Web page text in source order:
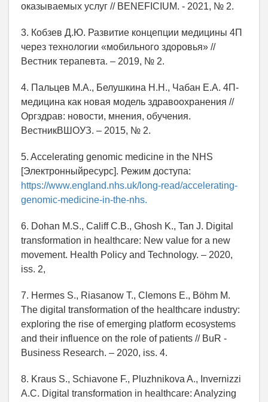
оказываемых услуг // BENEFICIUM. - 2021, № 2.
3. Кобзев Д.Ю. Развитие концепции медицины 4П
через технологии «мобильного здоровья» //
Вестник терапевта. – 2019, № 2.
4. Пальцев М.А., Белушкина Н.Н., Чабан Е.А. 4П-
медицина как новая модель здравоохранения //
Оргздрав: новости, мнения, обучения.
ВестникВШОУЗ. – 2015, № 2.
5. Accelerating genomic medicine in the NHS
[Электронныйресурс]. Режим доступа:
https://www.england.nhs.uk/long-read/accelerating-
genomic-medicine-in-the-nhs.
6. Dohan M.S., Califf C.B., Ghosh K., Tan J. Digital
transformation in healthcare: New value for a new
movement. Health Policy and Technology. – 2020,
iss. 2,
7. Hermes S., Riasanow T., Clemons E., Böhm M.
The digital transformation of the healthcare industry:
exploring the rise of emerging platform ecosystems
and their influence on the role of patients // BuR -
Business Research. – 2020, iss. 4.
8. Kraus S., Schiavone F., Pluzhnikova A., Invernizzi
A.C. Digital transformation in healthcare: Analyzing